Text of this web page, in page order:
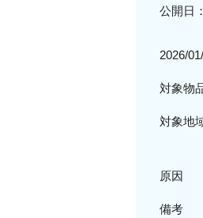
公開日：
2026/
対象物
対象地
マ
原因
備考